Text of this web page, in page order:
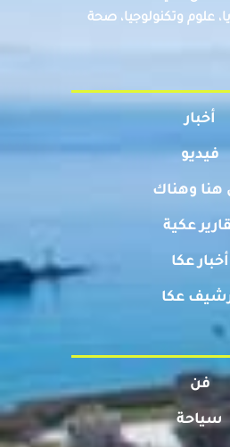
علوم وتكنولوجيا، صحة
أخبار
فيديو
هنا وهناك
عكية
أخبار عكا
عكا
فن
سياحة